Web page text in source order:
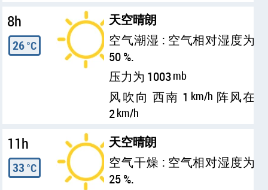
8h
26°C
天空晴朗
空气潮湿 : 空气相对湿度为
50 %.
压力为 1003mb
风吹向 西南 1 km/h 阵风在
2km/h
11h
33 °C
天空晴朗
空气干燥 : 空气相对湿度为
25 %.